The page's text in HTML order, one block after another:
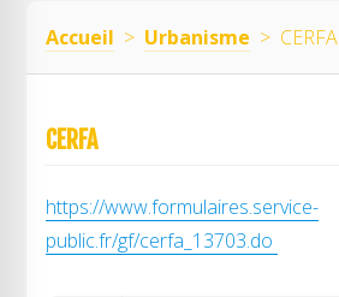
Accueil > Urbanisme > CERFA
CERFA
https://www.formulaires.service-
public.fr/gf/cerfa_13703.do